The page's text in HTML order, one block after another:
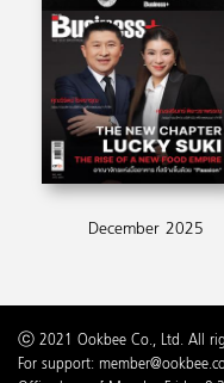
December 2025
ⓒ 2021 Ookbee Co., Ltd. All
For support: